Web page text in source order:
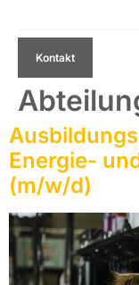
Kontakt
Energie-
(m/w/d)